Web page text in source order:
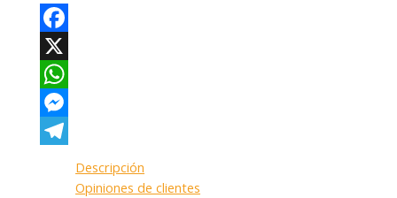
Facebook
X
WhatsApp
Messenger
Descripción
Opiniones de clientes